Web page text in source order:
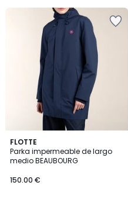
FLOTTE
Parka impermeable de largo
medio BEAUBOURG
150.00 €
2
Colores